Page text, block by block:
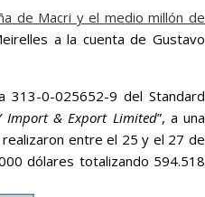
de Macri y el medio millón de
a la cuenta de Gustavo
313-0-025652-9 del Standard
Import & Export Limited”, a una
entre el 25 y el 27 de
dólares totalizando 594.518